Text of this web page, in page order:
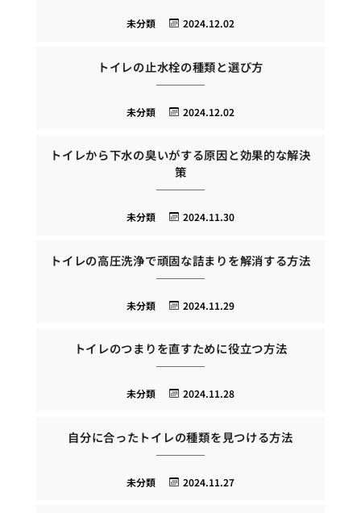
2024.12.02
未分類
トイレの止水栓の種類と選び方
2024.12.02
未分類
トイレから下水の臭いがする原因と効果的な解決
策
2024.11.30
未分類
トイレの高圧洗浄で頑固な詰まりを解消する方法
2024.11.29
未分類
トイレのつまりを直すために役立つ方法
2024.11.28
未分類
自分に合ったトイレの種類を見つける方法
2024.11.27
未分類